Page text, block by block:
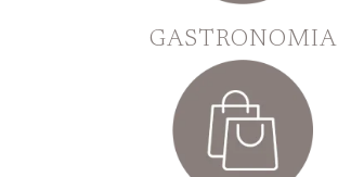
GASTRONOMIA